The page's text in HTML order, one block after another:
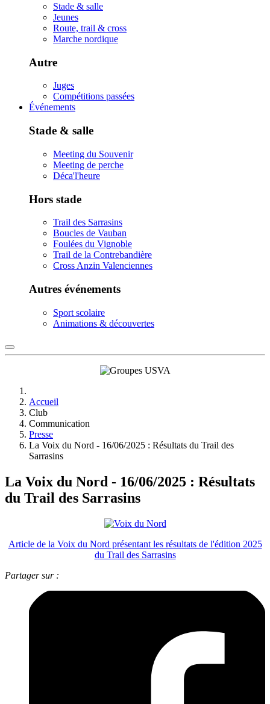
Stade & salle
Jeunes
Route, trail & cross
Marche nordique
Autre
Juges
Compétitions passées
Événements
Stade & salle
Meeting du Souvenir
Meeting de perche
Déca'l'heure
Hors stade
Trail des Sarrasins
Boucles de Vauban
Foulées du Vignoble
Trail de la Contrebandière
Cross Anzin Valenciennes
Autres événements
Sport scolaire
Animations & découvertes
Accueil
Club
Communication
Presse
La Voix du Nord - 16/06/2025 : Résultats du Trail des
Sarrasins
La Voix du Nord - 16/06/2025 : Résultats
du Trail des Sarrasins
Article de la Voix du Nord présentant les résultats de l'édition 2025
du Trail des Sarrasins
Partager sur :